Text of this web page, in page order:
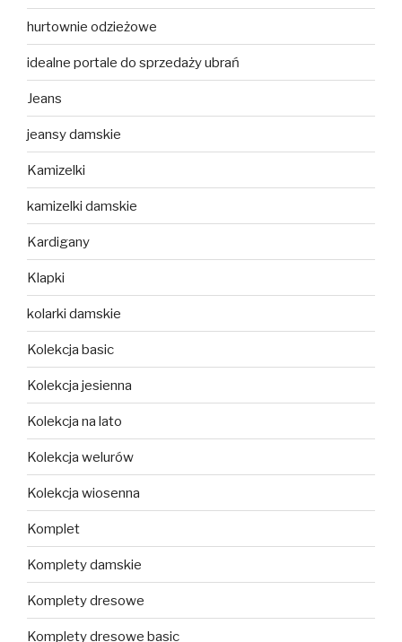
hurtownie odzieżowe
idealne portale do sprzedaży ubrań
Jeans
jeansy damskie
Kamizelki
kamizelki damskie
Kardigany
Klapki
kolarki damskie
Kolekcja basic
Kolekcja jesienna
Kolekcja na lato
Kolekcja welurów
Kolekcja wiosenna
Komplet
Komplety damskie
Komplety dresowe
Komplety dresowe basic